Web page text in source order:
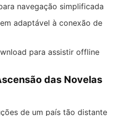
navegação simplificada
adaptável à conexão de
para assistir offline
das Novelas
de um país tão distante